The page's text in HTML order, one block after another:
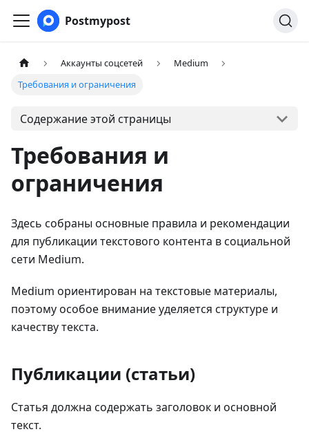
Postmypost
Аккаунты соцсетей
Medium
Требования и ограничения
Содержание этой страницы
Требования и
ограничения
Здесь собраны основные правила и рекомендации
для публикации текстового контента в социальной
сети Medium.
Medium ориентирован на текстовые материалы,
поэтому особое внимание уделяется структуре и
качеству текста.
Публикации (статьи)
Статья должна содержать заголовок и основной
текст.